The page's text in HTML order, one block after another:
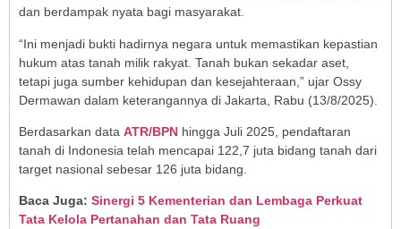
dan berdampak nyata bagi masyarakat.
“Ini menjadi bukti hadirnya negara untuk memastikan kepastian
hukum atas tanah milik rakyat. Tanah bukan sekadar aset,
tetapi juga sumber kehidupan dan kesejahteraan,” ujar Ossy
Dermawan dalam keterangannya di Jakarta, Rabu (13/8/2025).
Berdasarkan data ATR/BPN hingga Juli 2025, pendaftaran
tanah di Indonesia telah mencapai 122,7 juta bidang tanah dari
target nasional sebesar 126 juta bidang.
Baca Juga: Sinergi 5 Kementerian dan Lembaga Perkuat
Tata Kelola Pertanahan dan Tata Ruang